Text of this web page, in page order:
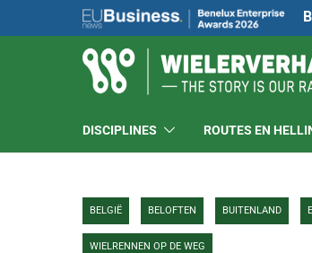
DISCIPLINES ROUTES EN
BELGIË BELOFTEN BUITENLAND
WIELRENNEN OP DE WEG